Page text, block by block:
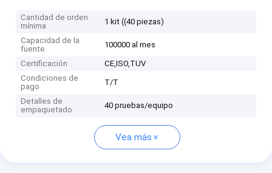
Cantidad de orden
mínima
1 kit ((40 piezas)
Capacidad de la
fuente
100000 al mes
Certificación
CE,ISO,TUV
Condiciones de
pago
T/T
Detalles de
empaquetado
40 pruebas/equipo
Vea más